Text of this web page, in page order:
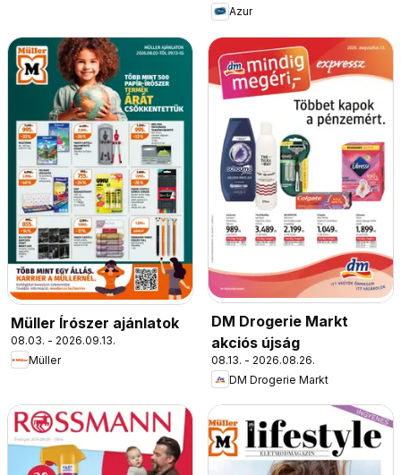
Azur
Müller Írószer ajánlatok
08.03. - 2026.09.13.
Müller
DM Drogerie Markt
akciós újság
08.13. - 2026.08.26.
DM Drogerie Markt